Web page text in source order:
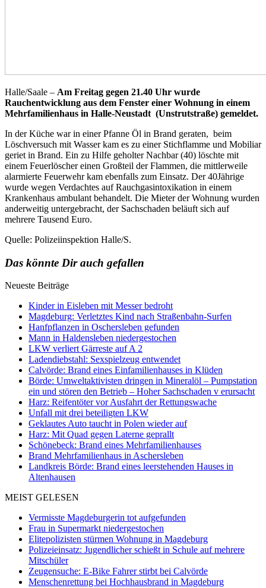
Halle/Saale – Am Freitag gegen 21.40 Uhr wurde
Rauchentwicklung aus dem Fenster einer Wohnung in einem
Mehrfamilienhaus in Halle-Neustadt (Unstrutstraße) gemeldet.
In der Küche war in einer Pfanne Öl in Brand geraten, beim
Löschversuch mit Wasser kam es zu einer Stichflamme und Mobiliar
geriet in Brand. Ein zu Hilfe geholter Nachbar (40) löschte mit
einem Feuerlöscher einen Großteil der Flammen, die mittlerweile
alarmierte Feuerwehr kam ebenfalls zum Einsatz. Der 40Jährige
wurde wegen Verdachtes auf Rauchgasintoxikation in einem
Krankenhaus ambulant behandelt. Die Mieter der Wohnung wurden
anderweitig untergebracht, der Sachschaden beläuft sich auf
mehrere Tausend Euro.
Quelle: Polizeiinspektion Halle/S.
Das könnte Dir auch gefallen
Neueste Beiträge
Kinder in Eisleben mit Messer bedroht
Magdeburg: Verletztes Kind nach Straßenbahn-Surfen
Hanfpflanzen in Oschersleben gefunden
Mann in Haldensleben niedergestochen
LKW verliert Gärreste auf A 2
Ladendiebstahl: Sexspielzeug entwendet
Calvörde: Brand eines Einfamilienhauses in Klüden
Börde: Umweltaktivisten dringen in Mineralöl – Pumpstation
ein und stören den Betrieb – Hoher Sachschaden v erursacht
Harz: Reifentöter vor Ausfahrt der Rettungswache
Unfall mit drei beteiligten LKW
Geklautes Auto taucht in Polen wieder auf
Harz: Mit Quad gegen Laterne geprallt
Schönebeck: Brand eines Mehrfamilienhauses
Brand Mehrfamilienhaus in Aschersleben
Landkreis Börde: Brand eines leerstehenden Hauses in
Altenhausen
MEIST GELESEN
Vermisste Magdeburgerin tot aufgefunden
Frau in Supermarkt niedergestochen
Elitepolizisten stürmen Wohnung in Magdeburg
Polizeieinsatz: Jugendlicher schießt in Schule auf mehrere
Mitschüler
Zeugensuche: E-Bike Fahrer stirbt bei Calvörde
Menschenrettung bei Hochhausbrand in Magdeburg